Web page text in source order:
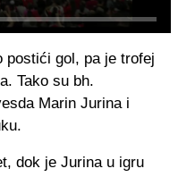
postići gol, pa je trofej
Tako su bh.
Marin Jurina i
dok je Jurina u igru